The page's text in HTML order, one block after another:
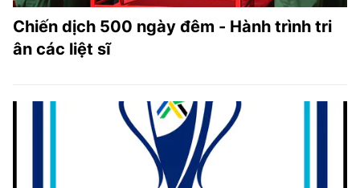
Chiến dịch 500 ngày đêm - Hành trình tri
ân các liệt sĩ